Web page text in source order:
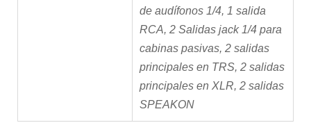
de audífonos 1/4, 1 salida
RCA, 2 Salidas jack 1/4 para
cabinas pasivas, 2 salidas
principales en TRS, 2 salidas
principales en XLR, 2 salidas
SPEAKON